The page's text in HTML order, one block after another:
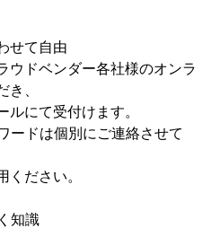
せて自由
ドベンダー各社様のオンラ
き、
て受付けます。
個別にご連絡させて
ださい。
知識